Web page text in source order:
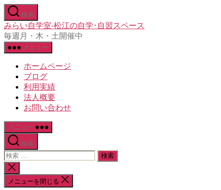
コ
ン
テ
ン
ツ
検索
みらい自学室-松江の自学･自習スペース
毎週月・木・土開催中
メニュー
ホームページ
ブログ
利用実績
法人概要
お問い合わせ
メニュー
検索
検
索
対
象:
検
索
を
メニューを閉じる